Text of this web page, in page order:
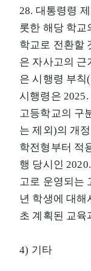
28. 대통령령
롯한 해당 학교
학교로 전환할
은 자사고의 근
은 시행령 부칙
시행령은
고등학교의 구
는 제외)의 개
학전형부터 적
행 당시인
고로 운영되는
년 학생에 대
초 계획된 교육
4) 기타